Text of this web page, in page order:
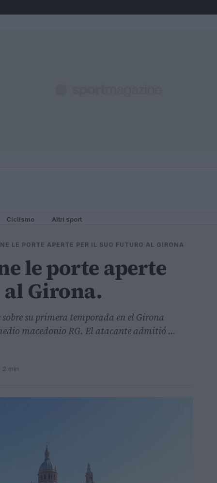
Ciclismo Altri sport
LE PORTE APERTE PER IL SUO FUTURO AL GIRONA
le porte aperte
Girona.
su primera temporada en el Girona
macedonio RG. El atacante admitió ...
· 2 min